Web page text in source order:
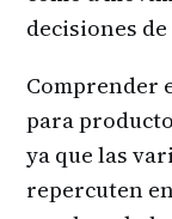
decisiones
Comprender
para
ya que las
repercuten